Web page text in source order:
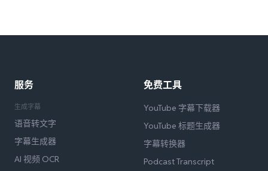
服务
生成字幕
语音转文字
字幕生成器
AI 视频 OCR
免费工具
YouTube 字幕下载器
YouTube 标题生成器
字幕转换器
Podcast Transcript